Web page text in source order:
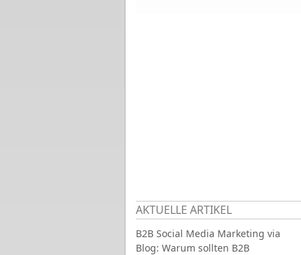
AKTUELLE ARTIKEL
B2B Social Media Marketing via
Blog: Warum sollten B2B